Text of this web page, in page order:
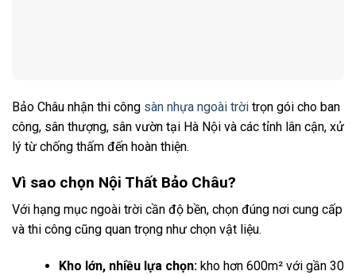
Bảo Châu nhận thi công sàn nhựa ngoài trời trọn gói cho ban
công, sân thượng, sân vườn tại Hà Nội và các tỉnh lân cận, xử
lý từ chống thấm đến hoàn thiện.
Vì sao chọn Nội Thất Bảo Châu?
Với hạng mục ngoài trời cần độ bền, chọn đúng nơi cung cấp
và thi công cũng quan trọng như chọn vật liệu.
Kho lớn, nhiều lựa chọn:kho hơn 600m² với gần 30